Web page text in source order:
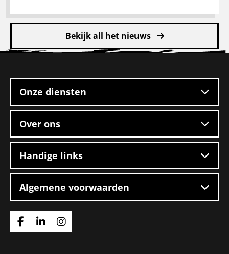
Bekijk all het nieuws
footer
Onze diensten
Over ons
Handige links
Algemene voorwaarden
Ga
Ga
Ga